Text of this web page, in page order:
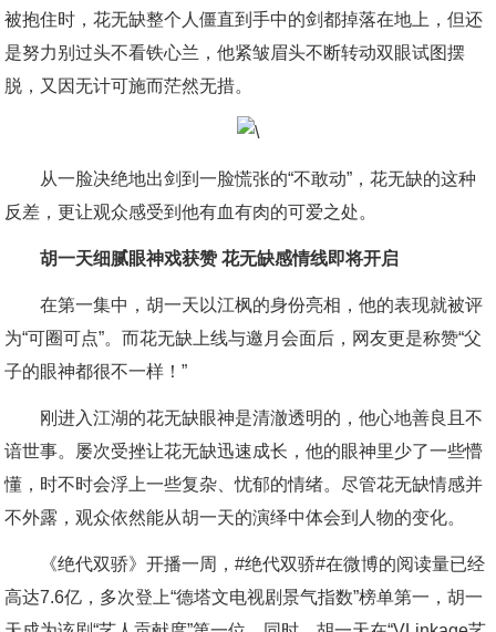
被抱住时，花无缺整个人僵直到手中的剑都掉落在地上，但还
是努力别过头不看铁心兰，他紧皱眉头不断转动双眼试图摆
脱，又因无计可施而茫然无措。
从一脸决绝地出剑到一脸慌张的“不敢动”，花无缺的这种
反差，更让观众感受到他有血有肉的可爱之处。
胡一天细腻眼神戏获赞 花无缺感情线即将开启
在第一集中，胡一天以江枫的身份亮相，他的表现就被评
为“可圈可点”。而花无缺上线与邀月会面后，网友更是称赞“父
子的眼神都很不一样！”
刚进入江湖的花无缺眼神是清澈透明的，他心地善良且不
谙世事。屡次受挫让花无缺迅速成长，他的眼神里少了一些懵
懂，时不时会浮上一些复杂、忧郁的情绪。尽管花无缺情感并
不外露，观众依然能从胡一天的演绎中体会到人物的变化。
《绝代双骄》开播一周，#绝代双骄#在微博的阅读量已经
高达7.6亿，多次登上“德塔文电视剧景气指数”榜单第一，胡一